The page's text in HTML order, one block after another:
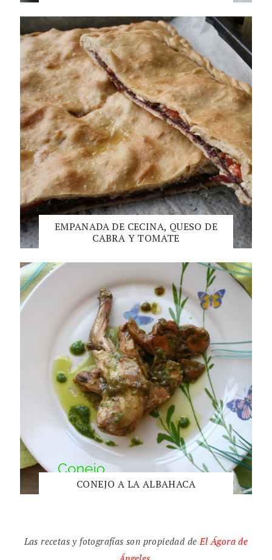
EMPANADA DE CECINA, QUESO DE
CABRA Y TOMATE
CONEJO A LA ALBAHACA
Las recetas y fotografías son propiedad deElÁgora de